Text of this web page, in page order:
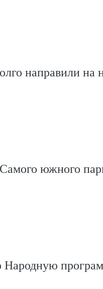
направили на
южного
Народную